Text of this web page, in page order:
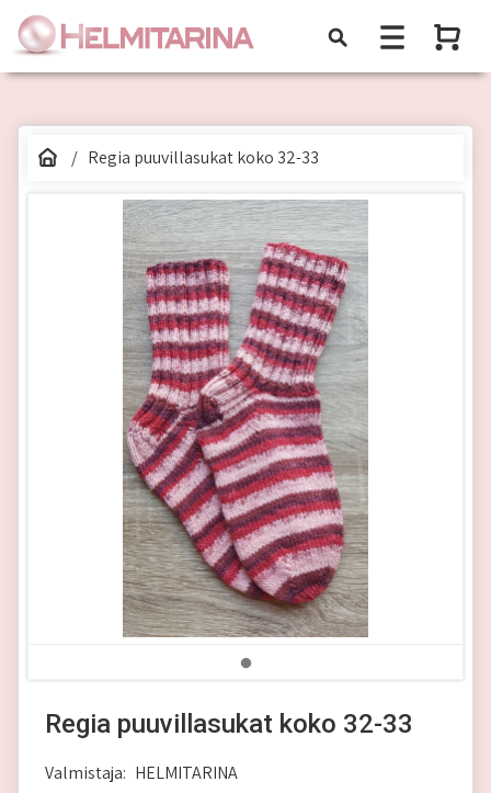
Regia puuvillasukat koko 32-33
Regia puuvillasukat koko 32-33
Valmistaja: HELMITARINA